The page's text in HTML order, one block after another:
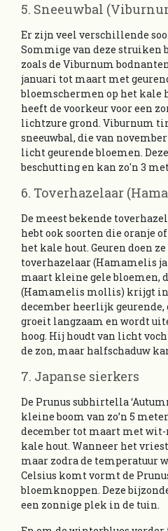
5. Sneeuwbal
Er zijn veel verschillende
Sommige van deze struiken
zoals de Viburnum
januari tot maart met
bloemschermen op het kale
heeft de voorkeur voor een
lichtzure grond. Viburnum
sneeuwbal, die van
licht geurende bloemen.
beschutting en kan zo'n 3
6. Toverhazelaar
De meest bekende
hebt ook soorten die oranje
het kale hout. Geuren doen
toverhazelaar (Hamamelis
maart kleine gele bloemen,
(Hamamelis mollis) krijgt
december heerlijk geurende,
groeit langzaam en wordt
hoog. Hij houdt van licht
de zon, maar halfschaduw
7. Japanse sierkers
De Prunus subhirtella
kleine boom van zo’n 5
december tot maart met wit-
kale hout. Wanneer het
maar zodra de temperatuur
Celsius komt vormt de
bloemknoppen. Deze
een zonnige plek in de tuin.